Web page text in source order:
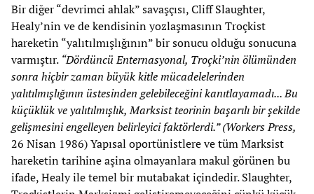
Bir diğer “devrimci ahlak” savaşçısı, Cliff Slaughter,
Healy’nin ve de kendisinin yozlaşmasının Troçkist
hareketin “yalıtılmışlığının” bir sonucu olduğu sonucuna
varmıştır. “Dördüncü Enternasyonal, Troçki’nin ölümünden
sonra hiçbir zaman büyük kitle mücadelelerinden
yalıtılmışlığının üstesinden gelebileceğini kanıtlayamadı... Bu
küçüklük ve yalıtılmışlık, Marksist teorinin başarılı bir şekilde
gelişmesini engelleyen belirleyici faktörlerdi.” (Workers Press,
26 Nisan 1986) Yapısal oportünistlere ve tüm Marksist
hareketin tarihine aşina olmayanlara makul görünen bu
ifade, Healy ile temel bir mutabakat içindedir. Slaughter,